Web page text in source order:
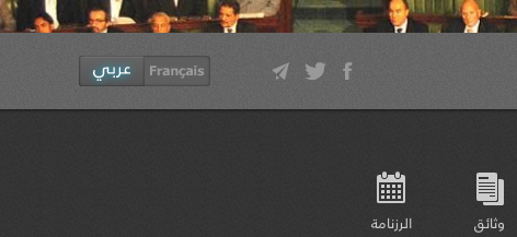
وثائق الرزنامة